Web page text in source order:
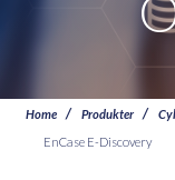
Home Produkter
EnCase E-Discovery